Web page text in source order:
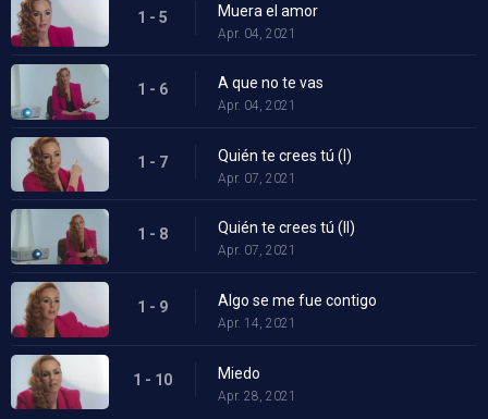
1 - 5 Muera el amor
Apr. 04, 2021
1 - 6 A que no te vas
Apr. 04, 2021
1 - 7 Quién te crees tú (I)
Apr. 07, 2021
1 - 8 Quién te crees tú (II)
Apr. 07, 2021
1 - 9 Algo se me fue contigo
Apr. 14, 2021
1 - 10 Miedo
Apr. 28, 2021